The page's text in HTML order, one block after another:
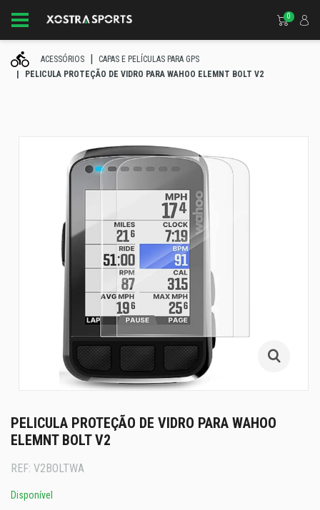
0
ACESSÓRIOS
CAPAS E PELÍCULAS PARA GPS
PELICULA PROTEÇÃO DE VIDRO PARA WAHOO ELEMNT BOLT V2
PELICULA PROTEÇÃO DE VIDRO PARA WAHOO
ELEMNT BOLT V2
REF: V2BOLTWA
Disponível